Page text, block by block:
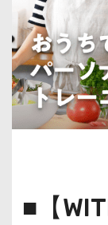
■【